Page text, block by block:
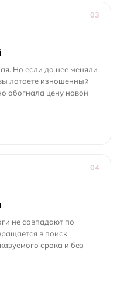
03
Но если до неё меняли
латаете изношенный
обогнала цену новой
04
не совпадают по
в поиск
срока и без